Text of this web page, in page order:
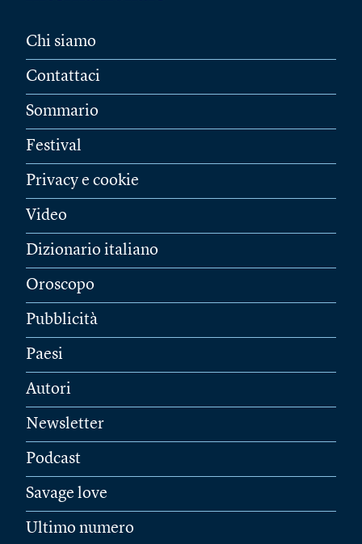
Chi siamo
Contattaci
Sommario
Festival
Privacy e cookie
Video
Dizionario italiano
Oroscopo
Pubblicità
Paesi
Autori
Newsletter
Podcast
Savage love
Ultimo numero